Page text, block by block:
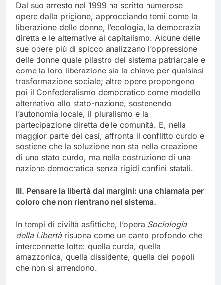
Dal suo arresto nel 1999 ha scritto numerose
opere dalla prigione, approcciando temi come la
liberazione delle donne, l’ecologia, la democrazia
diretta e le alternative al capitalismo. Alcune delle
sue opere più di spicco analizzano l’oppressione
delle donne quale pilastro del sistema patriarcale e
come la loro liberazione sia la chiave per qualsiasi
trasformazione sociale; altre opere propongono
poi il Confederalismo democratico come modello
alternativo allo stato-nazione, sostenendo
l’autonomia locale, il pluralismo e la
partecipazione diretta delle comunità. E, nella
maggior parte dei casi, affronta il conflitto curdo e
sostiene che la soluzione non sta nella creazione
di uno stato curdo, ma nella costruzione di una
nazione democratica senza rigidi confini statali.
III. Pensare la libertà dai margini: una chiamata per
coloro che non rientrano nel sistema.
In tempi di civiltà asfittiche, l’opera Sociologia
della Libertàrisuona come un canto profondo che
interconnette lotte: quella curda, quella
amazzonica, quella dissidente, quella dei popoli
che non si arrendono.